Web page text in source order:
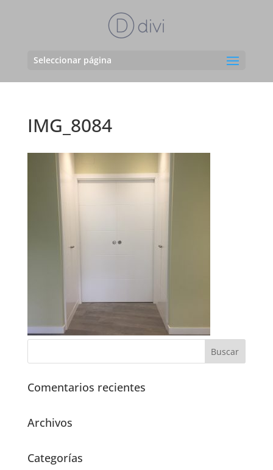
Seleccionar página
IMG_8084
Comentarios recientes
Archivos
Categorías